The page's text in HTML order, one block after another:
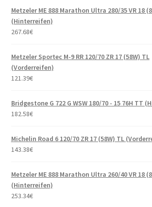
Metzeler ME 888 Marathon Ultra 280/35 VR 18
(Hinterreifen)
267.68€
Metzeler Sportec M-9 RR 120/70 ZR 17 (58W) TL
(Vorderreifen)
121.39€
Bridgestone G 722 G WSW 180/70 - 15 76H TT
182.58€
Michelin Road 6 120/70 ZR 17 (58W) TL
143.38€
Metzeler ME 888 Marathon Ultra 260/40 VR 18
(Hinterreifen)
253.34€